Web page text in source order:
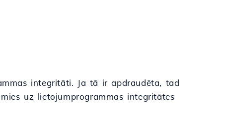
integritāti. Ja tā ir apdraudēta, tad
uz lietojumprogrammas integritātes